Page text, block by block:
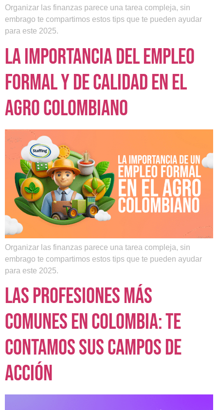
Organizar las finanzas parece una tarea compleja, sin
embrago te compartimos estos tips que te pueden ayudar
para este 2025.
La importancia del empleo
formal y de calidad en el
agro colombiano
Organizar las finanzas parece una tarea compleja, sin
embrago te compartimos estos tips que te pueden ayudar
para este 2025.
Las profesiones más
comunes en Colombia: te
contamos sus campos de
acción